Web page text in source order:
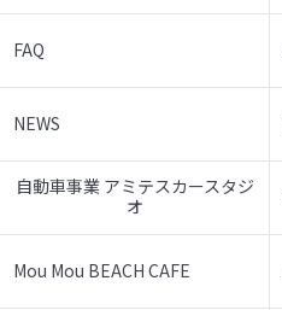
FAQ
NEWS
自動車事業 アミテスカースタジ
オ
Mou Mou BEACH CAFE